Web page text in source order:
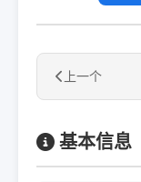
上一个
基本信息